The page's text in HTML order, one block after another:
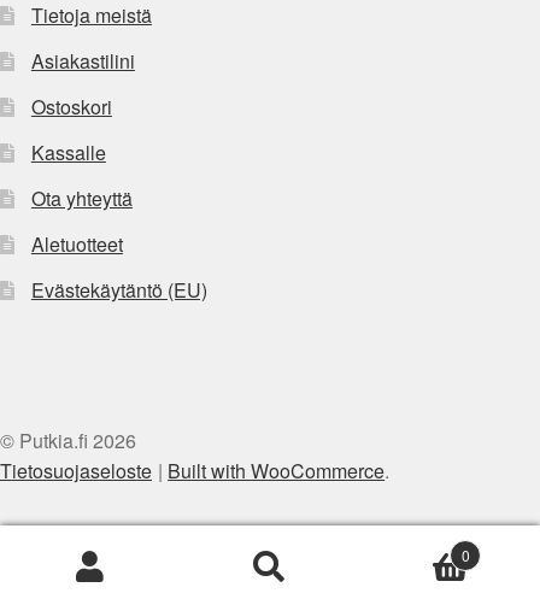
Tietoja meistä
Asiakastilini
Ostoskori
Kassalle
Ota yhteyttä
Aletuotteet
Evästekäytäntö (EU)
© Putkia.fi 2026
Tietosuojaseloste
Built with WooCommerce.
0